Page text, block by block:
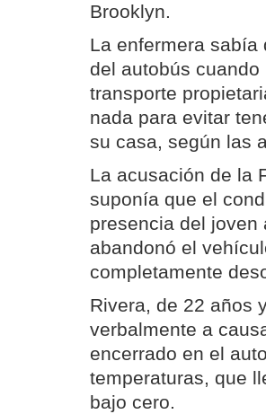
Brooklyn.
La enfermera
del autobús
transporte
nada para evitar
su casa, según las
La acusación de la
suponía que el
presencia del joven
abandonó el
completamente
Rivera, de 22 años
verbalmente a
encerrado en el
temperaturas, que
bajo cero.